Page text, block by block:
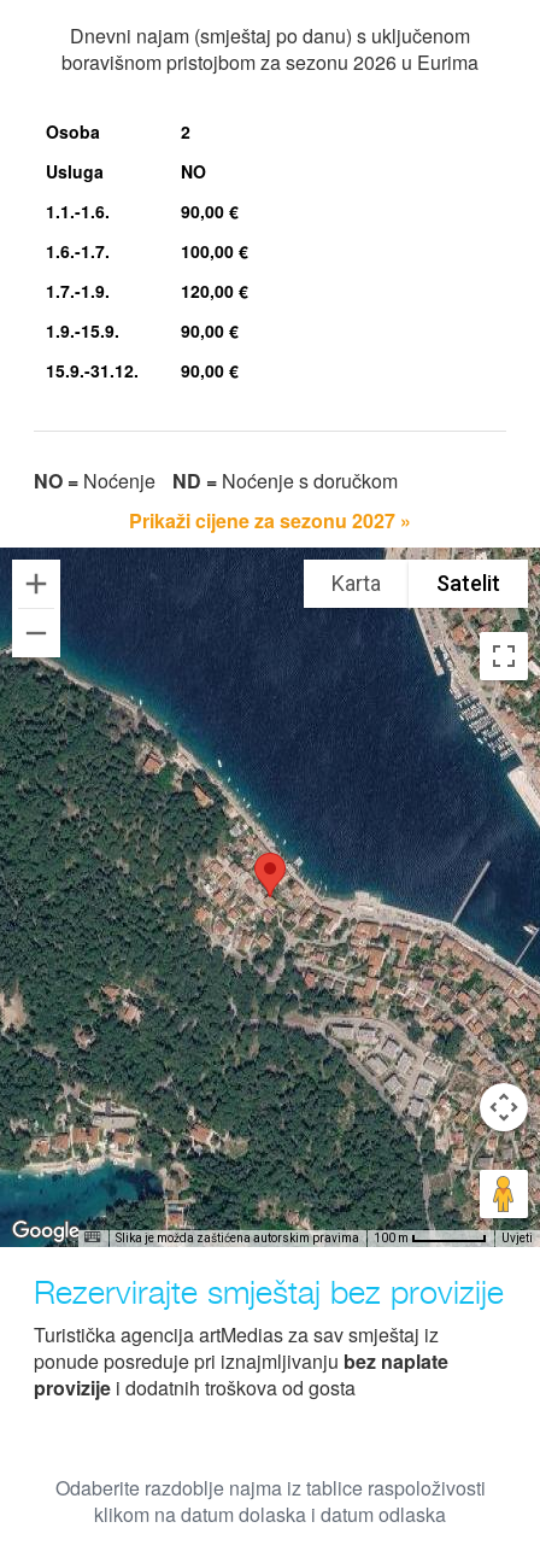
Dnevni najam (smještaj po danu) s uključenom
boravišnom pristojbom za sezonu 2026 u Eurima
Osoba
2
Usluga
NO
1.1.-1.6.
90,00 €
1.6.-1.7.
100,00 €
1.7.-1.9.
120,00 €
1.9.-15.9.
90,00 €
15.9.-31.12.
90,00 €
NO = Noćenje ND = Noćenje s doručkom
Prikaži cijene za sezonu 2027 »
Karta Satelit
Slika je možda zaštićena autorskim pravima 100 m Uvjeti
Rezervirajte smještaj bez provizije
Turistička agencija artMedias za sav smještaj iz
ponude posreduje pri iznajmljivanju bez naplate
provizije i dodatnih troškova od gosta
Odaberite razdoblje najma iz tablice raspoloživosti
klikom na datum dolaska i datum odlaska